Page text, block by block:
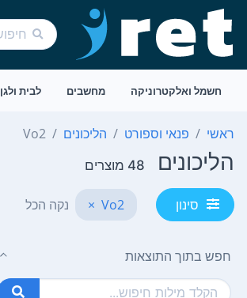
חשמל ואלקטרוניקה מחשבים לבית ולגן
ראשי פנאי וספורט הליכונים Vo2
הליכונים 48 מוצרים
סינון Vo2
× נקה הכל
חפש בתוך התוצאות